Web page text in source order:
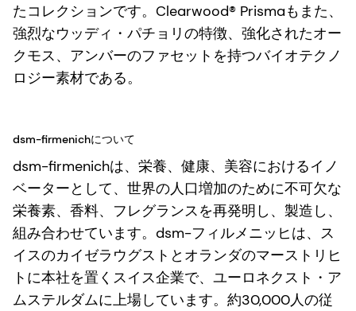
たコレクションです。Clearwood® Prismaもまた、
強烈なウッディ・パチョリの特徴、強化されたオー
クモス、アンバーのファセットを持つバイオテクノ
ロジー素材である。
dsm-firmenichについて
dsm-firmenichは、栄養、健康、美容におけるイノ
ベーターとして、世界の人口増加のために不可欠な
栄養素、香料、フレグランスを再発明し、製造し、
組み合わせています。dsm-フィルメニッヒは、ス
イスのカイゼラウグストとオランダのマーストリヒ
トに本社を置くスイス企業で、ユーロネクスト・ア
ムステルダムに上場しています。約30,000人の従